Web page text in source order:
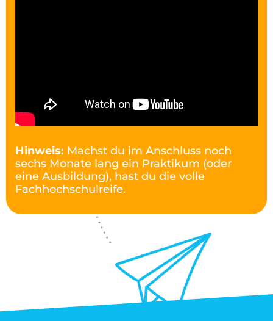
Hinweis: Machst du im Anschluss noch
sechs Monate lang ein Praktikum (oder
eine Ausbildung), hast du die volle
Fachhochschulreife.